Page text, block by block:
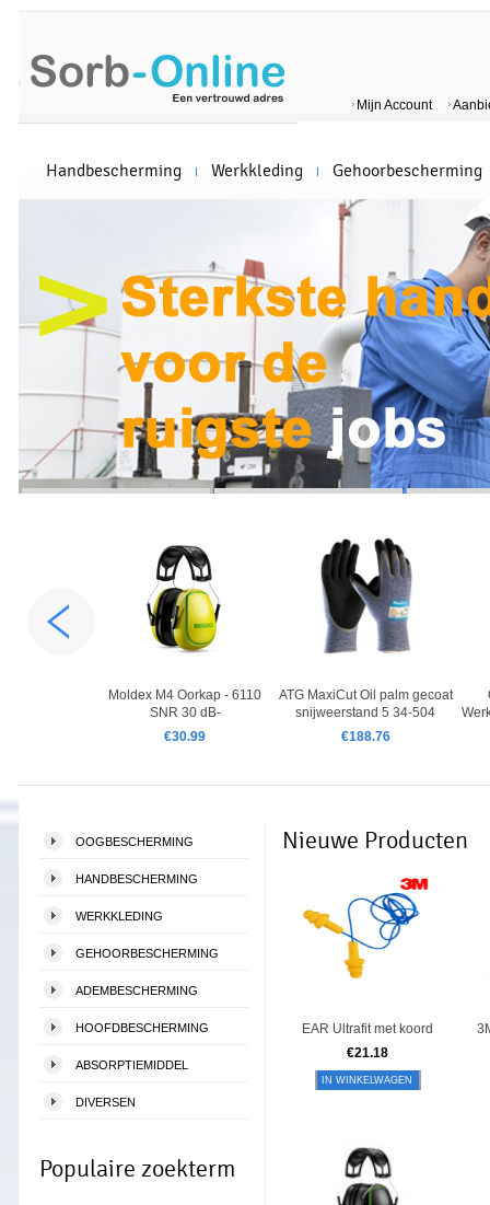
Mijn Account
Handbescherming Werkkleding Gehoorbescherming
ATG MaxiCut Oil palm gecoat
snijweerstand 5 34-504
€188.76
Moldex M4 Oorkap - 6110
SNR 30 dB-
€30.99
OOGBESCHERMING
HANDBESCHERMING
WERKKLEDING
GEHOORBESCHERMING
ADEMBESCHERMING
HOOFDBESCHERMING
ABSORPTIEMIDDEL
DIVERSEN
Populaire zoekterm
Nieuwe Producten
EAR Ultrafit met koord
€21.18
IN WINKELWAGEN